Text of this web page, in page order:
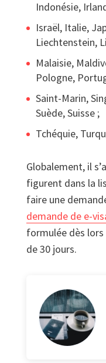
Indonésie,
Israël, Italie,
Liechtenstein,
Malaisie,
Pologne,
Saint-Marin,
Suède, Suisse ;
Tchéquie,
Globalement, il
figurent dans la
faire une
demande de e-
formulée dès
de 30 jours.